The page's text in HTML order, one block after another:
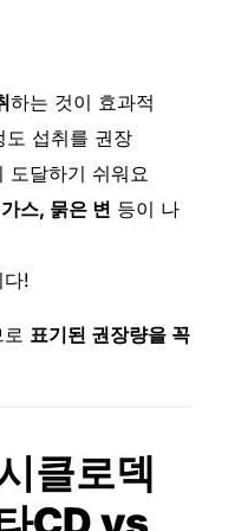
하는 것이 효과적
섭취를 권장
도달하기 쉬워요
스, 묽은 변 등이 나
!
표기된 권장량을 꼭
클로덱